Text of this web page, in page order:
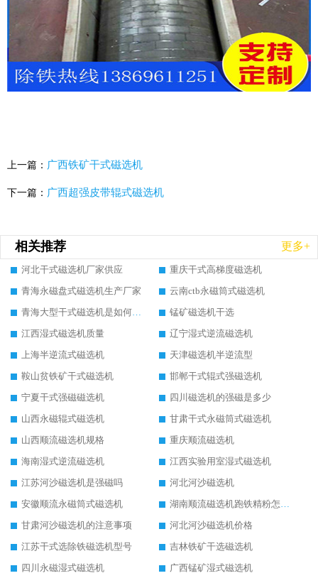
上一篇： 广西铁矿干式磁选机
下一篇： 广西超强皮带辊式磁选机
相关推荐 更多+
河北干式磁选机厂家供应
重庆干式高梯度磁选机
青海永磁盘式磁选机生产厂家
云南ctb永磁筒式磁选机
青海大型干式磁选机是如何选矿的
锰矿磁选机干选
江西湿式磁选机质量
辽宁湿式逆流磁选机
上海半逆流式磁选机
天津磁选机半逆流型
鞍山贫铁矿干式磁选机
邯郸干式辊式强磁选机
宁夏干式强磁磁选机
四川磁选机的强磁是多少
山西永磁辊式磁选机
甘肃干式永磁筒式磁选机
山西顺流磁选机规格
重庆顺流磁选机
海南湿式逆流磁选机
江西实验用室湿式磁选机
江苏河沙磁选机是强磁吗
河北河沙磁选机
安徽顺流永磁筒式磁选机
湖南顺流磁选机跑铁精粉怎么处理
甘肃河沙磁选机的注意事项
河北河沙磁选机价格
江苏干式选除铁磁选机型号
吉林铁矿干选磁选机
四川永磁湿式磁选机
广西锰矿湿式磁选机